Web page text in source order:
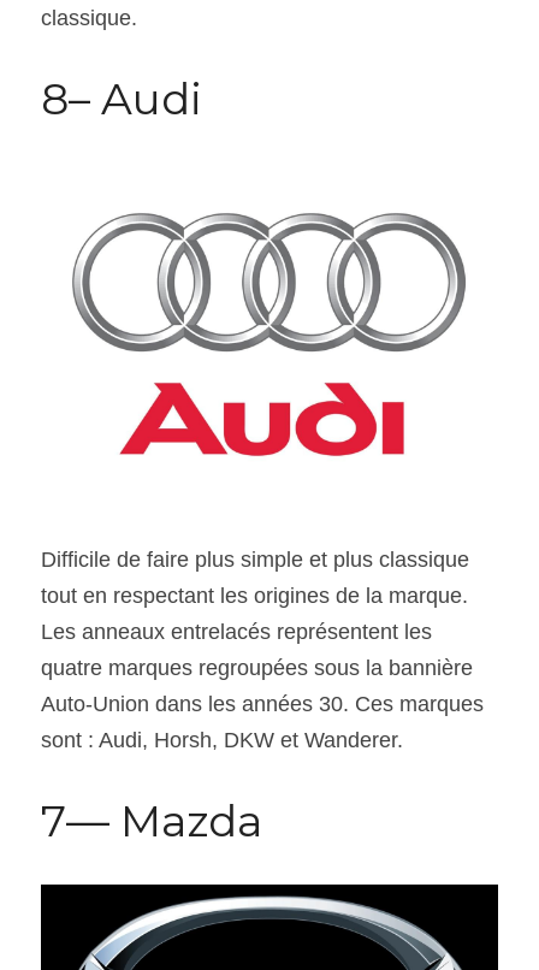
classique.
8– Audi
Difficile de faire plus simple et plus classique
tout en respectant les origines de la marque.
Les anneaux entrelacés représentent les
quatre marques regroupées sous la bannière
Auto-Union dans les années 30. Ces marques
sont : Audi, Horsh, DKW et Wanderer.
7— Mazda